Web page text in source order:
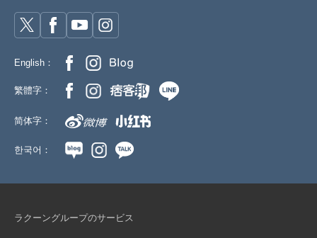
English：
繁體字：
简体字：
한국어：
ラクーングループのサービス